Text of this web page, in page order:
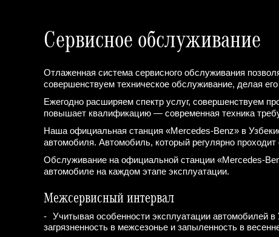
Сервисное обслуживание
Отлаженная система сервисного обслуживания
совершенствуем техническое обслуживание, делая
Ежегодно расширяем спектр услуг, совершенствуем
повышает квалификацию — современная техника
Наша официальная станция «Mercedes-Benz» в
автомобиля. Автомобиль, который регулярно
Обслуживание на официальной станции «Mercedes-
автомобиле на каждом этапе эксплуатации.
Межсервисный интервал
Учитывая особенности эксплуатации автомобилей
загрязненность в межсезонье и запыленность в